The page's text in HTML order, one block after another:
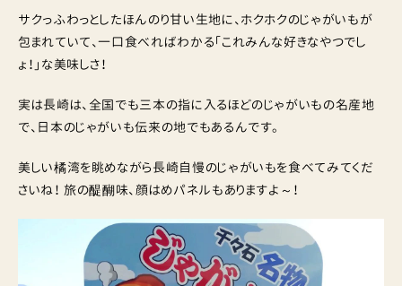
サクっふわっとしたほんのり甘い生地に、ホクホクのじゃがいもが
包まれていて、一口食べればわかる「これみんな好きなやつでし
ょ！」な美味しさ！
実は長崎は、全国でも三本の指に入るほどのじゃがいもの名産地
で、日本のじゃがいも伝来の地でもあるんです。
美しい橘湾を眺めながら長崎自慢のじゃがいもを食べてみてくだ
さいね！ 旅の醍醐味、顔はめパネルもありますよ～！